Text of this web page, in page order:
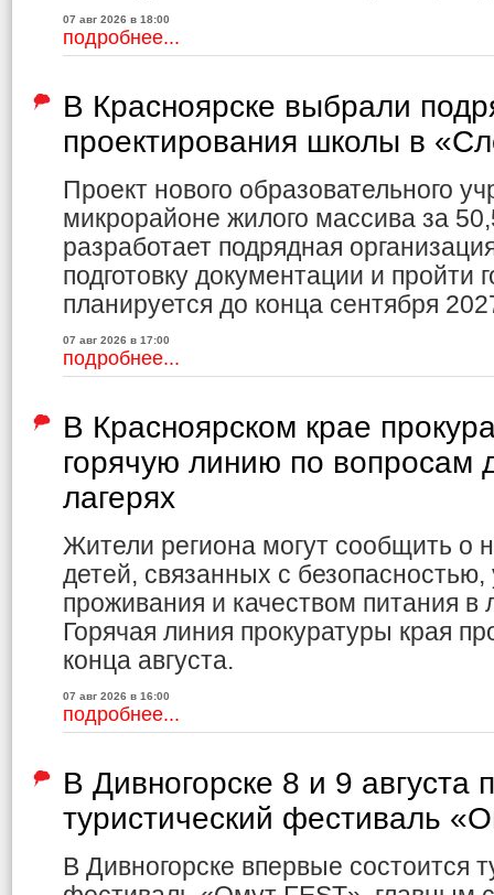
07 авг 2026 в 18:00
подробнее...
В Красноярске выбрали
проектирования школы в
Проект нового образовательного
микрорайоне жилого массива за
разработает подрядная
подготовку документации и пройти
планируется до конца сентября
07 авг 2026 в 17:00
подробнее...
В Красноярском крае
горячую линию по вопросам
лагерях
Жители региона могут сообщить о
детей, связанных с
проживания и качеством питания в
Горячая линия прокуратуры края
конца августа.
07 авг 2026 в 16:00
подробнее...
В Дивногорске 8 и 9 августа
туристический фестиваль
В Дивногорске впервые состоится